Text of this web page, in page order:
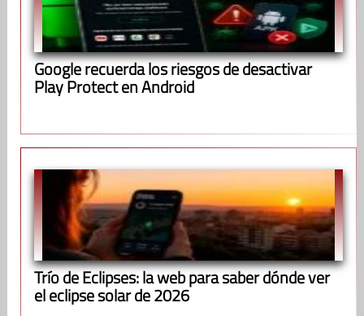
Google recuerda los riesgos de desactivar
Play Protect en Android
Trío de Eclipses: la web para saber dónde ver
el eclipse solar de 2026